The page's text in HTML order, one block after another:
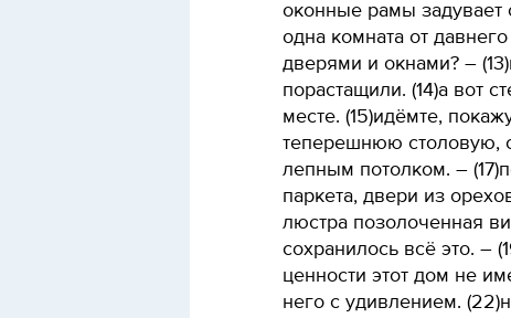
оконные рамы задувает
одна комната от
дверями и окнами? –
порастащили. (14)а вот
месте. (15)идёмте,
теперешнюю столовую,
лепным потолком. –
паркета, двери из
люстра позолоченная
сохранилось всё это. –
ценности этот дом не
него с удивлением.